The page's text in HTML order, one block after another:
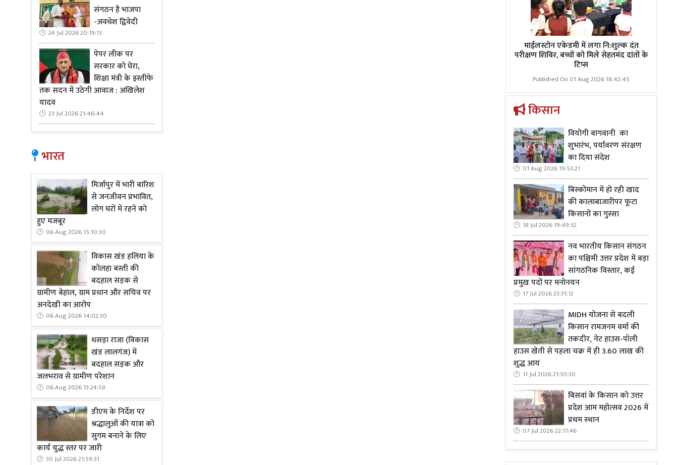
संगठन है भाजपा
-अवधेश द्विवेदी
24 Jul 2026 20:19:13
पेपर लीक पर
सरकार को घेरा,
शिक्षा मंत्री के इस्तीफे
तक सदन में उठेगी आवाज : अखिलेश
यादव
23 Jul 2026 21:46:44
भारत
मिर्जापुर में भारी बारिश
से जनजीवन प्रभावित,
लोग घरों में रहने को
हुए मजबूर
06 Aug 2026 15:10:30
विकास खंड हलिया के
कोलहा बस्ती की
बदहाल सड़क से
ग्रामीण बेहाल, ग्राम प्रधान और सचिव पर
अनदेखी का आरोप
06 Aug 2026 14:02:30
धसड़ा राजा (विकास
खंड लालगंज) में
बदहाल सड़क और
जलभराव से ग्रामीण परेशान
06 Aug 2026 13:24:58
डीएम के निर्देश पर
श्रद्धालुओं की यात्रा को
सुगम बनाने के लिए
कार्य युद्ध स्तर पर जारी
30 Jul 2026 21:59:31
माईलस्टोन एकेडमी में लगा नि:शुल्क दंत
परीक्षण शिविर, बच्चों को मिले सेहतमंद दांतों के
टिप्स
Published On 01 Aug 2026 18:42:45
किसान
वियोगी बागवानी का
शुभारंभ, पर्यावरण संरक्षण
का दिया संदेश
01 Aug 2026 19:53:21
बिस्कोमान में हो रही खाद
की कालाबाजारीपर फूटा
किसानों का गुस्सा
18 Jul 2026 19:49:32
नव भारतीय किसान संगठन
का पश्चिमी उत्तर प्रदेश में बड़ा
सांगठनिक विस्तार, कई
प्रमुख पदों पर मनोनयन
17 Jul 2026 23:31:12
MIDH योजना से बदली
किसान रामजनम वर्मा की
तकदीर, नेट हाउस-पॉली
हाउस खेती से पहला चक्र में ही 3.60 लाख की
शुद्ध आय
11 Jul 2026 21:30:30
बिसवां के किसान को उत्तर
प्रदेश आम महोत्सव 2026 में
प्रथम स्थान
07 Jul 2026 22:17:46